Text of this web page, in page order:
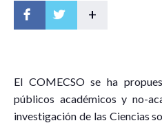
+
El COMECSO se ha
públicos académicos y no-
investigación de las Ciencias